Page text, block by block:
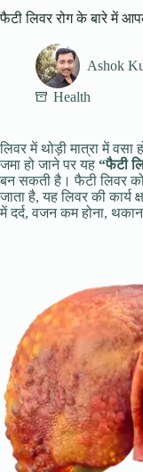
फैटी लिवर रोग के बारे में
Ashok
Health
लिवर में थोड़ी मात्रा में
जमा हो जाने पर यह “फैटी
बन सकती है। फैटी लिवर
जाता है, यह लिवर की
में दर्द, वजन कम होना,